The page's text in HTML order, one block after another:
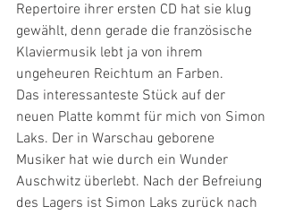
Repertoire ihrer ersten CD hat sie klug
gewählt, denn gerade die französische
Klaviermusik lebt ja von ihrem
ungeheuren Reichtum an Farben.
Das interessanteste Stück auf der
neuen Platte kommt für mich von Simon
Laks. Der in Warschau geborene
Musiker hat wie durch ein Wunder
Auschwitz überlebt. Nach der Befreiung
des Lagers ist Simon Laks zurück nach